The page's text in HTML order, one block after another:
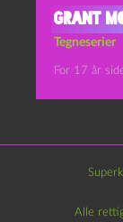
Grant
Tegneserier
For 17 år
Alle